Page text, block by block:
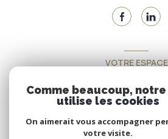
VOTRE ESPACE
Espace
SE CONNECTER
Comme beaucoup,
utilise les cookies
On aimerait vous accompagner
votre visite.